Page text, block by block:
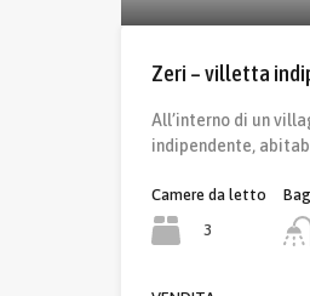
Zeri – villetta
All’interno di un
indipendente,
Camere da letto
3